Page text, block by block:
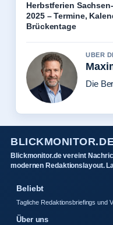
Herbstferien
2025 – Termine,
Brückentage
UBER
Die
Blickmonitor.de vereint
modernen Redaktionslayout.
Beliebt
Tagliche Redaktionsbriefings und
Über uns